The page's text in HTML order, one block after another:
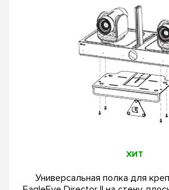
ХИТ
Универсальная полка для